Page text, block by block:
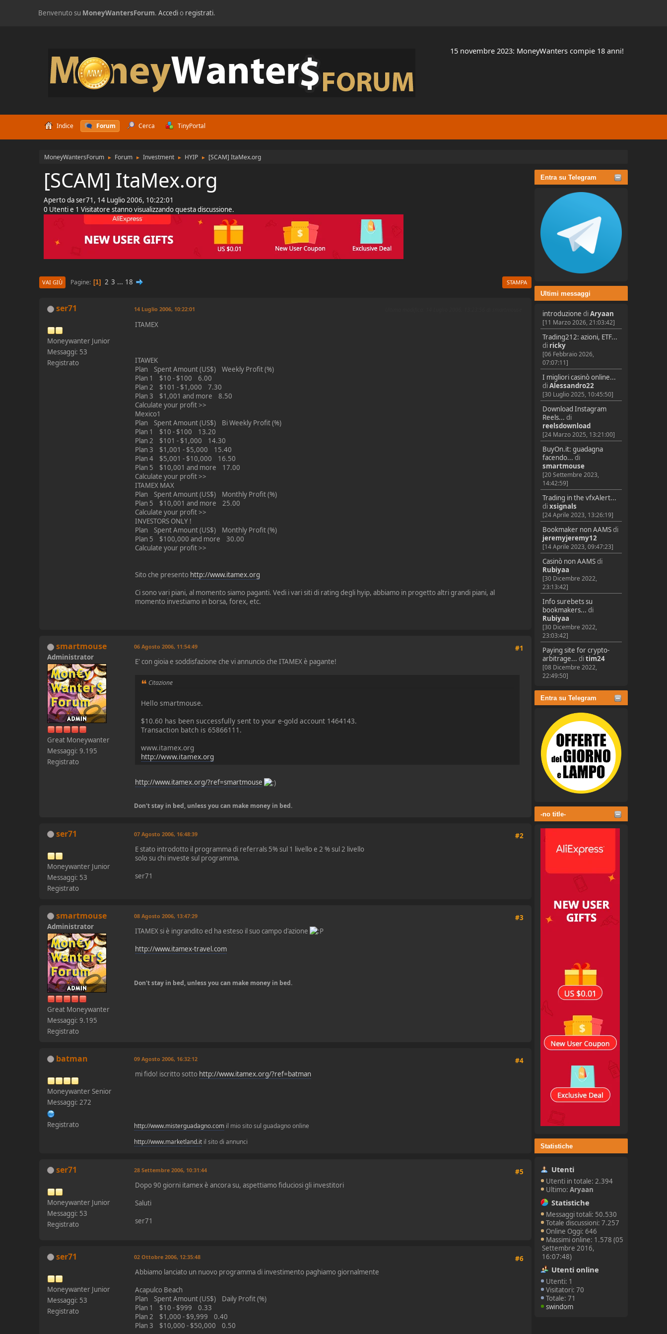
Benvenuto su MoneyWantersForum.Accedio registrati.
15 novembre 2023: MoneyWanters compie 18 anni!
Indice Forum Cerca TinyPortal
MoneyWantersForum ► Forum ► Investment ► HYIP ► [SCAM] ItaMex.org
Entra su Telegram
Ultimi messaggi
introduzione diAryaan
[11 Marzo 2026, 21:03:42]
Trading212: azioni, ETF...
di ricky
[06 Febbraio 2026,
07:07:11]
I migliori casinò online...
diAlessandro22
[30 Luglio 2025, 10:45:50]
Download Instagram
Reels... di
reelsdownload
[24 Marzo 2025, 13:21:00]
BuyOn.it: guadagna
facendo... di
smartmouse
[20 Settembre 2023,
14:42:59]
Trading in the vfxAlert...
dixsignals
[24 Aprile 2023, 13:26:19]
Bookmaker non AAMSdi
jeremyjeremy12
[14 Aprile 2023, 09:47:23]
Casinò non AAMSdi
Rubiyaa
[30 Dicembre 2022,
23:13:42]
Info surebets su
bookmakers... di
Rubiyaa
[30 Dicembre 2022,
23:03:42]
Paying site for crypto-
arbitrage... ditim24
[08 Dicembre 2022,
22:49:50]
Entra su Telegram
-no title-
Statistiche
Utenti
Utenti in totale: 2.394
Ultimo:Aryaan
Statistiche
Messaggi totali: 50.530
Totale discussioni: 7.257
Online Oggi: 646
Massimi online: 1.578 (05
Settembre 2016,
16:07:48)
Utenti online
Utenti: 1
Visitatori: 70
Totale: 71
swindom
[SCAM] ItaMex.org
Aperto da ser71, 14 Luglio 2006, 10:22:01
0 Utenti e 1 Visitatore stanno visualizzando questa discussione.
STAMPA
VAI GIÙ Pagine 1 2 3 ... 18
ser71
Moneywanter Junior
Messaggi: 53
Registrato
14 Luglio 2006, 10:22:01
ITAMEX
ITAWEK
Plan Spent Amount (US$) Weekly Profit (%)
Plan 1 $10 - $100 6.00
Plan 2 $101 - $1,000 7.30
Plan 3 $1,001 and more 8.50
Calculate your profit >>
Mexico1
Plan Spent Amount (US$) Bi Weekly Profit (%)
Plan 1 $10 - $100 13.20
Plan 2 $101 - $1,000 14.30
Plan 3 $1,001 - $5,000 15.40
Plan 4 $5,001 - $10,000 16.50
Plan 5 $10,001 and more 17.00
Calculate your profit >>
ITAMEX MAX
Plan Spent Amount (US$) Monthly Profit (%)
Plan 5 $10,001 and more 25.00
Calculate your profit >>
INVESTORS ONLY !
Plan Spent Amount (US$) Monthly Profit (%)
Plan 5 $100,000 and more 30.00
Calculate your profit >>
Sito che presento http://www.itamex.org
Ci sono vari piani, al momento siamo paganti. Vedi i vari siti di rating degli hyip, abbiamo in progetto altri grandi piani, al
momento investiamo in borsa, forex, etc.
smartmouse
Administrator
Great Moneywanter
Messaggi: 9.195
Registrato
#1
06 Agosto 2006, 11:54:49
E' con gioia e soddisfazione che vi annuncio che ITAMEX è pagante!
Citazione
Hello smartmouse.
$10.60 has been successfully sent to your e-gold account 1464143.
Transaction batch is 65866111.
www.itamex.org
http://www.itamex.org
http://www.itamex.org/?ref=smartmouse
Don't stay in bed, unless you can make money in bed.
ser71
Moneywanter Junior
Messaggi: 53
Registrato
#2
07 Agosto 2006, 16:48:39
E stato introdotto il programma di referrals 5% sul 1 livello e 2 % sul 2 livello
solo su chi investe sul programma.
ser71
smartmouse
Administrator
Great Moneywanter
Messaggi: 9.195
Registrato
#3
08 Agosto 2006, 13:47:29
ITAMEX si è ingrandito ed ha esteso il suo campo d'azione
http://www.itamex-travel.com
Don't stay in bed, unless you can make money in bed.
batman
Moneywanter Senior
Messaggi: 272
Registrato
#4
09 Agosto 2006, 16:32:12
mi fido! iscritto sotto http://www.itamex.org/?ref=batman
http://www.misterguadagno.com il mio sito sul guadagno online
http://www.marketland.it il sito di annunci
ser71
Moneywanter Junior
Messaggi: 53
Registrato
#5
28 Settembre 2006, 10:31:44
Dopo 90 giorni itamex è ancora su, aspettiamo fiduciosi gli investitori
Saluti
ser71
ser71
Moneywanter Junior
Messaggi: 53
Registrato
#6
02 Ottobre 2006, 12:35:48
Abbiamo lanciato un nuovo programma di investimento paghiamo giornalmente
Acapulco Beach
Plan Spent Amount (US$) Daily Profit (%)
Plan 1 $10 - $999 0.33
Plan 2 $1,000 - $9,999 0.40
Plan 3 $10,000 - $50,000 0.50